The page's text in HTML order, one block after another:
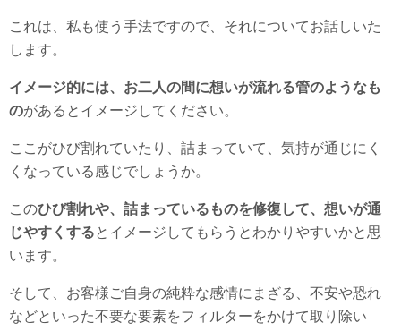
これは、私も使う手法ですので、それについてお話しいた
します。
イメージ的には、お二人の間に想いが流れる管のようなも
のがあるとイメージしてください。
ここがひび割れていたり、詰まっていて、気持が通じにく
くなっている感じでしょうか。
このひび割れや、詰まっているものを修復して、想いが通
じやすくするとイメージしてもらうとわかりやすいかと思
います。
そして、お客様ご自身の純粋な感情にまざる、不安や恐れ
などといった不要な要素をフィルターをかけて取り除い